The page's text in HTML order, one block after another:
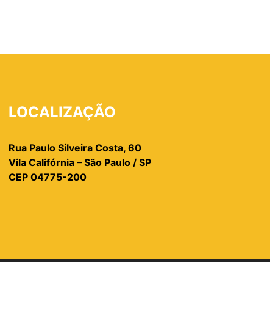
LOCALIZAÇÃO
Rua Paulo Silveira Costa, 60
Vila Califórnia – São Paulo / SP
CEP 04775-200